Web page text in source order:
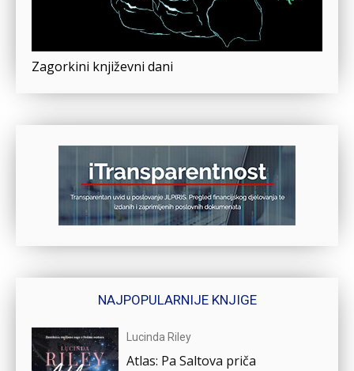
Zagorkini književni dani
NAJPOPULARNIJE KNJIGE
Lucinda Riley
Atlas: Pa Saltova priča